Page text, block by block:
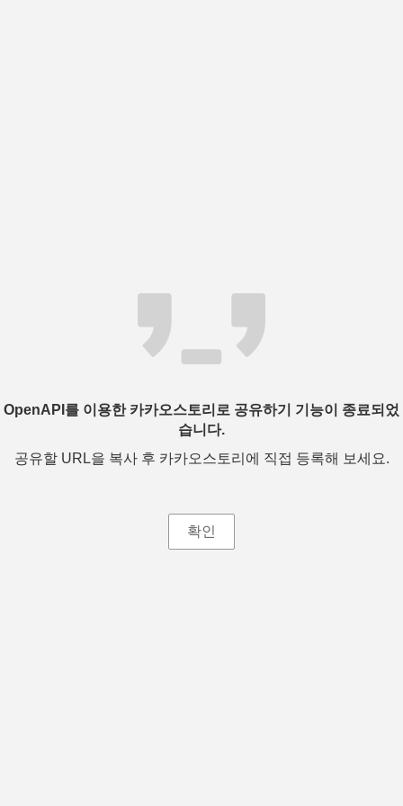
OpenAPI를 이용한 카카오스토리로 공유하기 기능이 종료되었
습니다.
공유할 URL을 복사 후 카카오스토리에 직접 등록해 보세요.
확인